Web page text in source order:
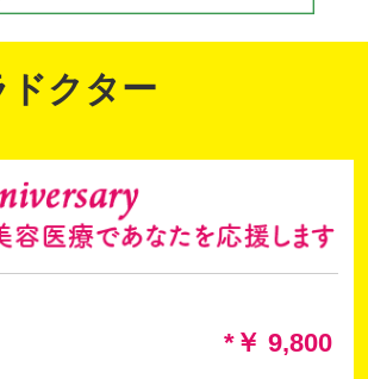
ドクター
*￥ 9,800